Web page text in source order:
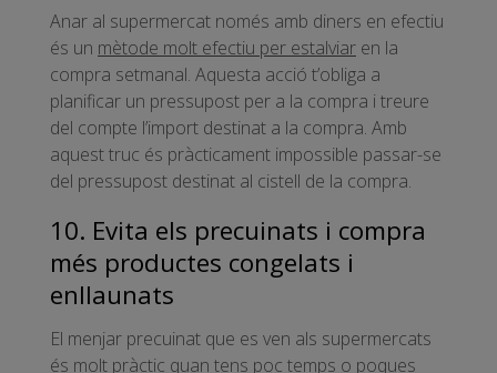
Anar al supermercat només amb diners en efectiu
és un mètode molt efectiu per estalviar en la
compra setmanal. Aquesta acció t’obliga a
planificar un pressupost per a la compra i treure
del compte l’import destinat a la compra. Amb
aquest truc és pràcticament impossible passar-se
del pressupost destinat al cistell de la compra.
10. Evita els precuinats i compra
més productes congelats i
enllaunats
El menjar precuinat que es ven als supermercats
és molt pràctic quan tens poc temps o poques